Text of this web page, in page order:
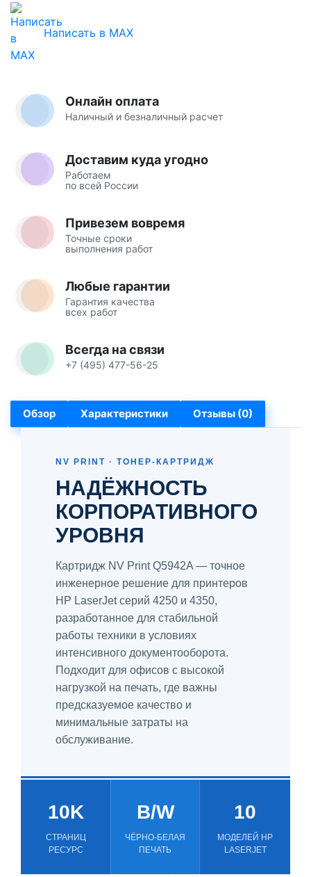
Написать в MAX
Онлайн оплата
Наличный и безналичный расчет
Доставим куда угодно
Работаем
по всей России
Привезем вовремя
Точные сроки
выполнения работ
Любые гарантии
Гарантия качества
всех работ
Всегда на связи
+7 (495) 477-56-25
Обзор Характеристики Отзывы (0)
NV PRINT · ТОНЕР-КАРТРИДЖ
НАДЁЖНОСТЬ
КОРПОРАТИВНОГО
УРОВНЯ
Картридж NV Print Q5942A — точное
инженерное решение для принтеров
HP LaserJet серий 4250 и 4350,
разработанное для стабильной
работы техники в условиях
интенсивного документооборота.
Подходит для офисов с высокой
нагрузкой на печать, где важны
предсказуемое качество и
минимальные затраты на
обслуживание.
10K
СТРАНИЦ
РЕСУРС
B/W
ЧЁРНО-БЕЛАЯ
ПЕЧАТЬ
10
МОДЕЛЕЙ HP
LASERJET